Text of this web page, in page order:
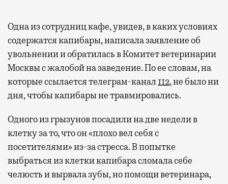
Одна из сотрудниц кафе, увидев, в каких условиях
содержатся капибары, написала заявление об
увольнении и обратилась в Комитет ветеринарии
Москвы с жалобой на заведение. По ее словам, на
которые ссылается телеграм-канал112, не было ни
дня, чтобы капибары не травмировались.
Одного из грызунов посадили на две недели в
клетку за то, что он «плохо вел себя с
посетителями» из-за стресса. В попытке
выбраться из клетки капибара сломала себе
челюсть и вырвала зубы, но помощи ветеринара,